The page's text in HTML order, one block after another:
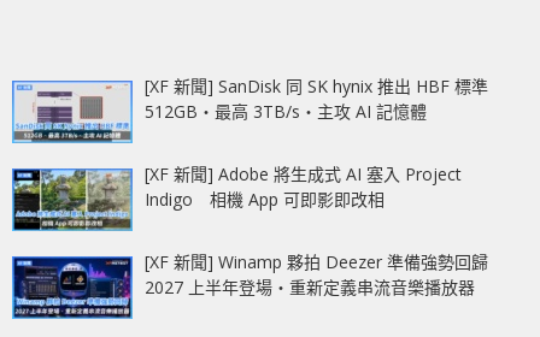
[XF 新聞] SanDisk 同 SK hynix 推出 HBF 標準
512GB‧最高 3TB/s‧主攻 AI 記憶體
[XF 新聞] Adobe 將生成式 AI 塞入 Project
Indigo 相機 App 可即影即改相
[XF 新聞] Winamp 夥拍 Deezer 準備強勢回歸
2027 上半年登場‧重新定義串流音樂播放器